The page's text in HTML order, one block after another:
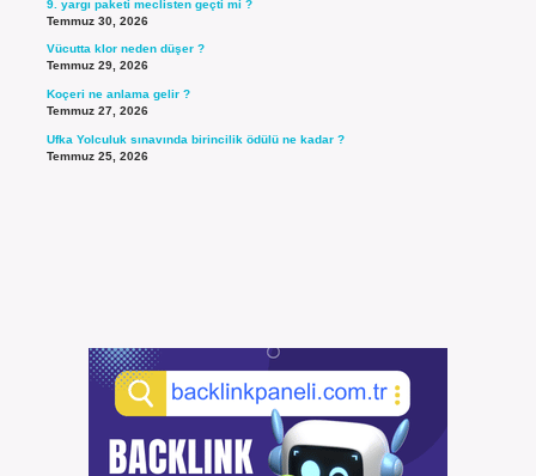
9. yargı paketi meclisten geçti mi ?
Temmuz 30, 2026
Vücutta klor neden düşer ?
Temmuz 29, 2026
Koçeri ne anlama gelir ?
Temmuz 27, 2026
Ufka Yolculuk sınavında birincilik ödülü ne kadar ?
Temmuz 25, 2026